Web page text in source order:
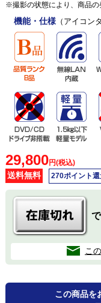
※撮影の状態により、商品の
機能・仕様（アイコン
29,800円(税込)
送料無料 270ポイント還
こ
この商品を